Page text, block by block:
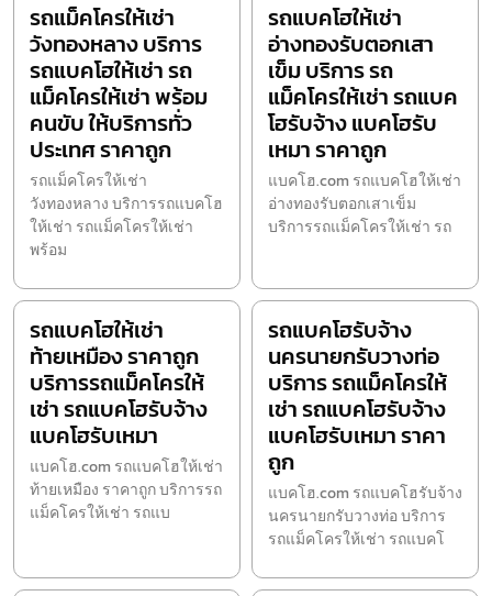
รถแม็คโครให้เช่า
วังทองหลาง บริการ
รถแบคโฮให้เช่า รถ
แม็คโครให้เช่า พร้อม
คนขับ ให้บริการทั่ว
ประเทศ ราคาถูก
รถแม็คโครให้เช่า
วังทองหลาง บริการรถแบคโฮ
ให้เช่า รถแม็คโครให้เช่า
พร้อม
รถแบคโฮให้เช่า
อ่างทองรับตอกเสา
เข็ม บริการ รถ
แม็คโครให้เช่า รถแบค
โฮรับจ้าง แบคโฮรับ
เหมา ราคาถูก
แบคโฮ.com รถแบคโฮให้เช่า
อ่างทองรับตอกเสาเข็ม
บริการรถแม็คโครให้เช่า รถ
รถแบคโฮให้เช่า
ท้ายเหมือง ราคาถูก
บริการรถแม็คโครให้
เช่า รถแบคโฮรับจ้าง
แบคโฮรับเหมา
แบคโฮ.com รถแบคโฮให้เช่า
ท้ายเหมือง ราคาถูก บริการรถ
แม็คโครให้เช่า รถแบ
รถแบคโฮรับจ้าง
นครนายกรับวางท่อ
บริการ รถแม็คโครให้
เช่า รถแบคโฮรับจ้าง
แบคโฮรับเหมา ราคา
ถูก
แบคโฮ.com รถแบคโฮรับจ้าง
นครนายกรับวางท่อ บริการ
รถแม็คโครให้เช่า รถแบคโ